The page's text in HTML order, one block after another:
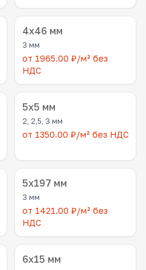
4x46 мм
3 мм
от 1965.00 ₽/м² без
НДС
5x5 мм
2, 2,5, 3 мм
от 1350.00 ₽/м² без НДС
5x197 мм
3 мм
от 1421.00 ₽/м² без
НДС
6x15 мм